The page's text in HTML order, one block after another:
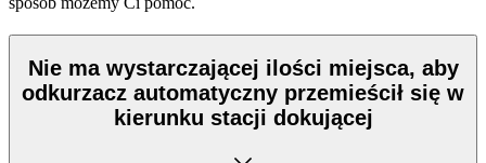
Nie ma wystarczającej ilości miejsca, aby
odkurzacz automatyczny przemieścił się w
kierunku stacji dokującej